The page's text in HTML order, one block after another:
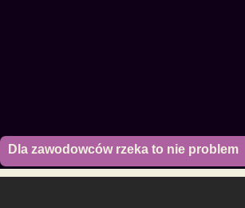
Dla zawodowców rzeka to nie problem